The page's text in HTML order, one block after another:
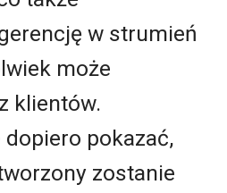
w strumień
może
klientów.
pokazać,
zostanie